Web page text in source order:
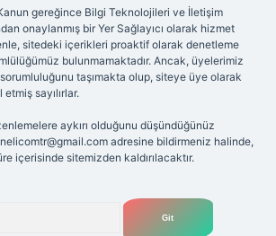
gereğince Bilgi Teknolojileri ve İletişim
onaylanmış bir Yer Sağlayıcı olarak hizmet
sitedeki içerikleri proaktif olarak denetleme
bulunmamaktadır. Ancak, üyelerimiz
taşımakta olup, siteye üye olarak
sayılırlar.
aykırı olduğunu düşündüğünüz
adresine bildirmeniz halinde,
içerisinde sitemizden kaldırılacaktır.